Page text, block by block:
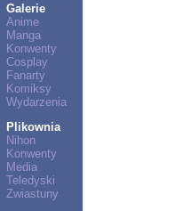
Galerie
Anime
Manga
Konwenty
Cosplay
Fanarty
Komiksy
Wydarzenia
Plikownia
Nihon
Konwenty
Media
Teledyski
Zwiastuny